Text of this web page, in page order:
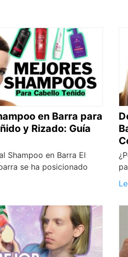
en Barra para
y Rizado: Guía
Shampoo en Barra El
se ha posicionado